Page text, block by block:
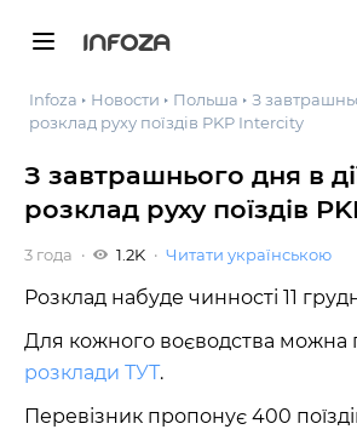
INFOZA
Infoza Новости Польша
З
розклад руху поїздів PKP Intercity
З завтрашнього дня в
розклад руху поїздів
3 года 1.2K Читати українською
Розклад набуде чинності 11
Для кожного воєводства можна
розклади ТУТ.
Перевізник пропонує 400